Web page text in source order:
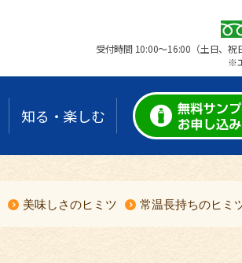
受付時間 10:00～16:00（土日、祝
※
知る・楽しむ
美味しさのヒミツ 常温長持ちのヒミ